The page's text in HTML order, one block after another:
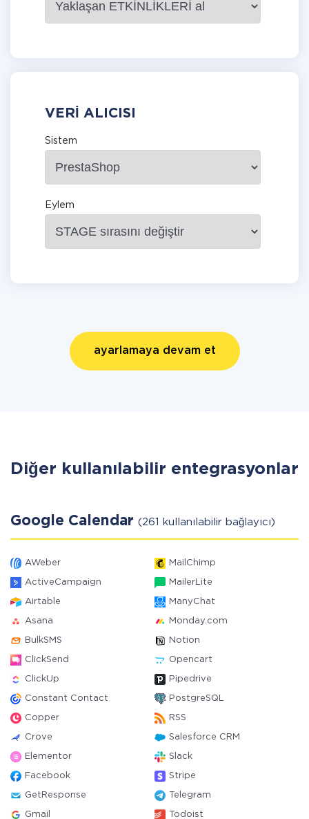
VERI ALICISI
Sistem
Eylem
ayarlamaya devam et
Diğer kullanılabilir entegrasyonlar
Google Calendar (261 kullanılabilir bağlayıcı)
AWeber MailChimp
ActiveCampaign MailerLite
Airtable ManyChat
Asana Monday.com
BulkSMS Notion
ClickSend Opencart
ClickUp Pipedrive
Constant Contact PostgreSQL
Copper RSS
Crove Salesforce CRM
Elementor Slack
Facebook Stripe
GetResponse Telegram
Gmail Todoist